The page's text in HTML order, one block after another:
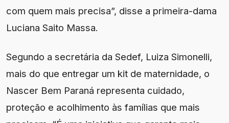
com quem mais precisa”, disse a primeira-dama
Luciana Saito Massa.
Segundo a secretária da Sedef, Luiza Simonelli,
mais do que entregar um kit de maternidade, o
Nascer Bem Paraná representa cuidado,
proteção e acolhimento às famílias que mais